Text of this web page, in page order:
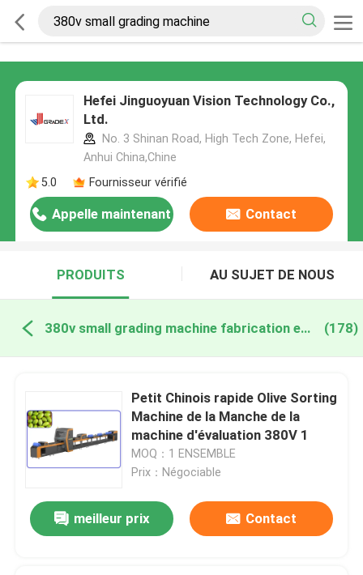
Hefei Jinguoyuan Vision Technology Co.,
Ltd.
No. 3 Shinan Road, High Tech Zone, Hefei,
Anhui China,Chine
5.0
Fournisseur vérifié
Appelle maintenant Contact
PRODUITS AU SUJET DE NOUS
380v small grading machine fabrication en ligne (178)
Petit Chinois rapide Olive Sorting
Machine de la Manche de la
machine d'évaluation 380V 1
MOQ：1 ENSEMBLE
Prix：Négociable
meilleur prix Contact